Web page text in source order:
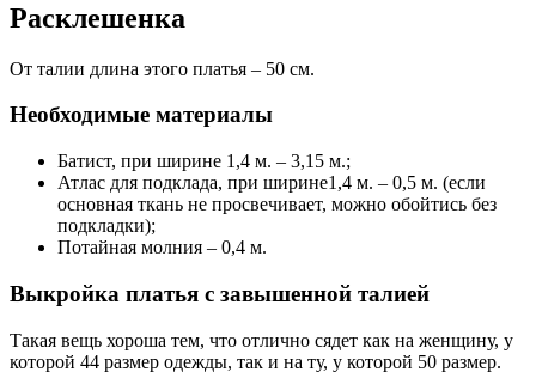
Расклешенка
От талии длина этого платья – 50 см.
Необходимые материалы
Батист, при ширине 1,4 м. – 3,15 м.;
Атлас для подклада, при ширине1,4 м. – 0,5 м. (если
основная ткань не просвечивает, можно обойтись без
подкладки);
Потайная молния – 0,4 м.
Выкройка платья с завышенной талией
Такая вещь хороша тем, что отлично сядет как на женщину, у
которой 44 размер одежды, так и на ту, у которой 50 размер.